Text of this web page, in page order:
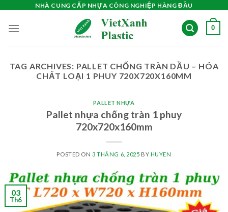
content
NHÀ CUNG CẤP NHỰA CÔNG NGHIỆP HÀNG ĐẦU
0
TAG ARCHIVES: PALLET CHỐNG TRÀN DẦU – HÓA
CHẤT LOẠI 1 PHUY 720X720X160MM
PALLET NHỰA
Pallet nhựa chống tràn 1 phuy
720x720x160mm
POSTED ON3 THÁNG 6, 2025 BY HUYEN
03
Th6